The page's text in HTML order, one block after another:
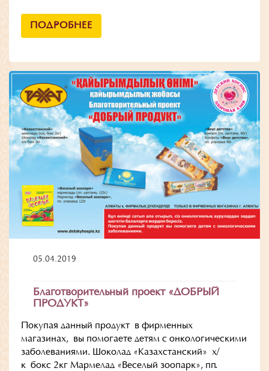
ПОДРОБНЕЕ
05.04.2019
Благотворительный проект «ДОБРЫЙ
ПРОДУКТ»
Покупая данный продукт в фирменных
магазинах, вы помогаете детям с онкологическими
заболеваниями. Шоколад «Казахстанский» х/
к бокс 2кг Мармелад «Веселый зоопарк», пп.